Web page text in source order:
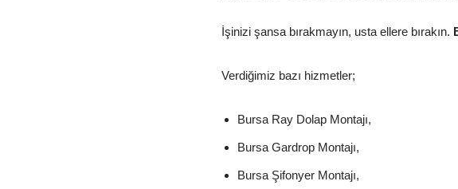
İşinizi şansa bırakmayın, usta ellere bırakın.
Verdiğimiz bazı hizmetler;
Bursa Ray Dolap Montajı,
Bursa Gardrop Montajı,
Bursa Şifonyer Montajı,